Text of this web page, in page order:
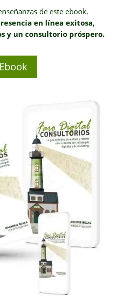
de este ebook,
en línea exitosa,
y un consultorio próspero.